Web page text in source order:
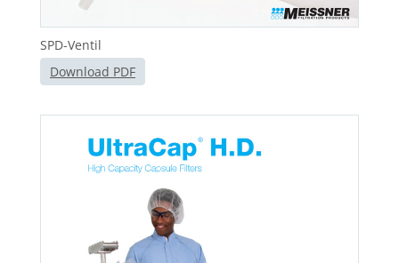
SPD-Ventil
Download PDF